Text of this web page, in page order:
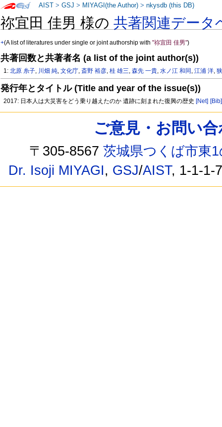
祢宜田 佳男 様の共著関連データ
+(A list of literatures under single or joint authorship with"祢宜田 佳男")
共著回数と共著者名 (a list of the joint author(s))
1:北原 糸子, 川畑 純,文化庁,斎野 裕彦,桂 雄三,森先 一貴,水ノ江 和同 ,江浦 洋,
発行年とタイトル (Title and year of the issue(s))
2017: 日本人は大災害をどう乗り越えたのか 遺跡に刻まれた復興の歴史 [Net] [Bib]
AIST >GSJ > MIYAGI(the Author) >nkysdb (this DB)
ご意見・お問い
〒305-8567茨城県つくば市東
Dr. Isoji MIYAGI, GSJ/AIST, 1-1-1-